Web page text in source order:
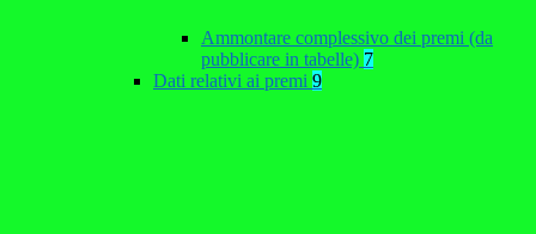
Ammontare complessivo dei premi (da
pubblicare in tabelle) 7
Dati relativi ai premi 9